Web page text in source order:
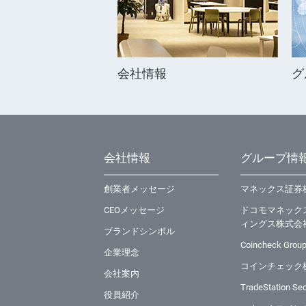
会社情報
会社情報
創業者メッセージ
CEOメッセージ
ブランドシンボル
企業理念
会社案内
役員紹介
グループ情
マネックス証券
ドコモマネッ
ィングス株式会
Coincheck
コインチェック
TradeStation